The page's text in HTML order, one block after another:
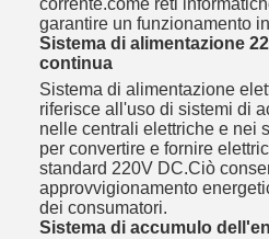
corrente.come reti
garantire un funzionamento
Sistema di alimentazione
continua
Sistema di alimentazione
riferisce all'uso di sistemi di
nelle centrali elettriche e nei
per convertire e fornire
standard 220V DC.Ciò
approvvigionamento
dei consumatori.
Sistema di accumulo